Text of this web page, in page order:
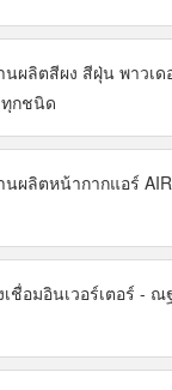
นผลิตสีผง สีฝุ่น พาวเด
กชนิด
นผลิตหน้ากากแอร์
เชื่อมอินเวอร์เตอร์ - ณ